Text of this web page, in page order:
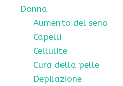
Donna
Aumento del seno
Capelli
Cellulite
Cura della pelle
Depilazione